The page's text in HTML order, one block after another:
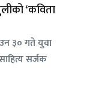
‘कविता
३० गते युवा
सर्जक